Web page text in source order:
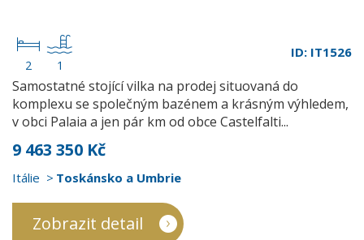
2 1
ID: IT1526
Samostatné stojící vilka na prodej situovaná do
komplexu se společným bazénem a krásným výhledem,
v obci Palaia a jen pár km od obce Castelfalti...
9 463 350 Kč
Itálie Toskánsko a Umbrie
Zobrazit detail